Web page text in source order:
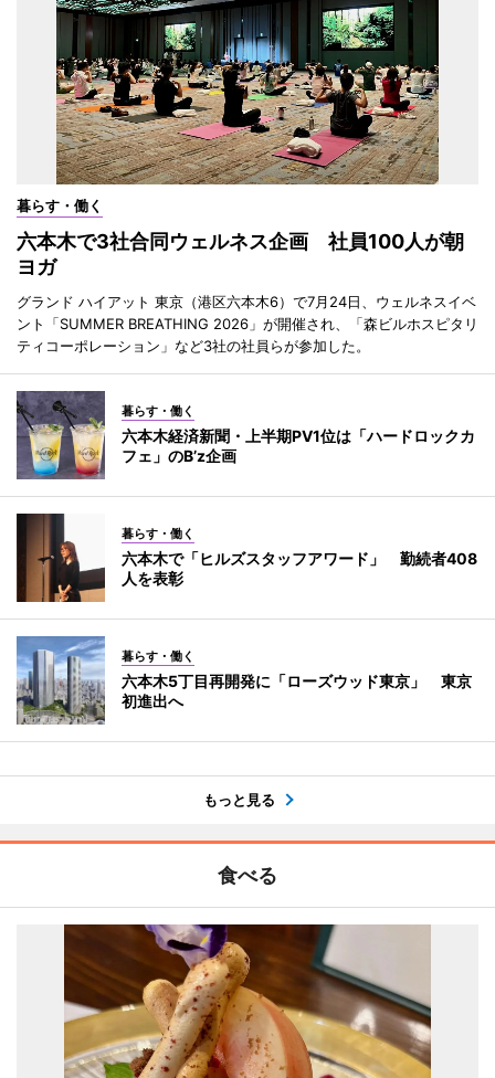
暮らす・働く
六本木で3社合同ウェルネス企画 社員100人が朝
ヨガ
グランド ハイアット 東京（港区六本木6）で7月24日、ウェルネスイベ
ント「SUMMER BREATHING 2026」が開催され、「森ビルホスピタリ
ティコーポレーション」など3社の社員らが参加した。
暮らす・働く
六本木経済新聞・上半期PV1位は「ハードロックカ
フェ」のB’z企画
暮らす・働く
六本木で「ヒルズスタッフアワード」 勤続者408
人を表彰
暮らす・働く
六本木5丁目再開発に「ローズウッド東京」 東京
初進出へ
もっと見る
食べる